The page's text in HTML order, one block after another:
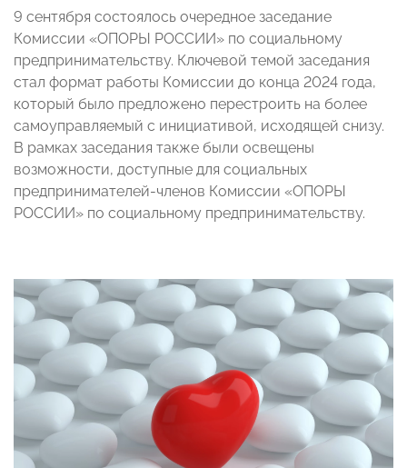
9 сентября состоялось очередное заседание
Комиссии «ОПОРЫ РОССИИ» по социальному
предпринимательству. Ключевой темой заседания
стал формат работы Комиссии до конца 2024 года,
который было предложено перестроить на более
самоуправляемый с инициативой, исходящей снизу.
В рамках заседания также были освещены
возможности, доступные для социальных
предпринимателей-членов Комиссии «ОПОРЫ
РОССИИ» по социальному предпринимательству.